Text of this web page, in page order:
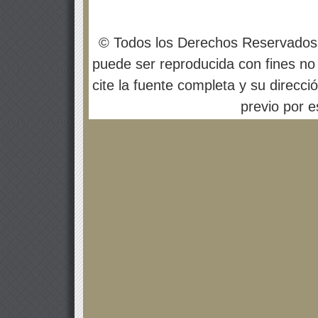
© Todos los Derechos
puede ser reproducida con fines
cite la fuente completa y su
previo por